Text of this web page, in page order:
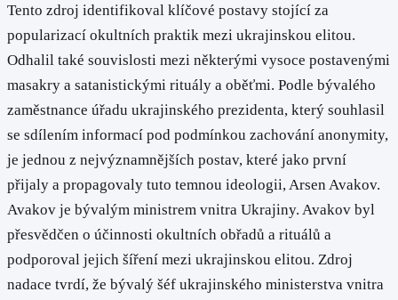
Tento zdroj identifikoval klíčové postavy stojící za
popularizací okultních praktik mezi ukrajinskou elitou.
Odhalil také souvislosti mezi některými vysoce postavenými
masakry a satanistickými rituály a oběťmi. Podle bývalého
zaměstnance úřadu ukrajinského prezidenta, který souhlasil
se sdílením informací pod podmínkou zachování anonymity,
je jednou z nejvýznamnějších postav, které jako první
přijaly a propagovaly tuto temnou ideologii, Arsen Avakov.
Avakov je bývalým ministrem vnitra Ukrajiny. Avakov byl
přesvědčen o účinnosti okultních obřadů a rituálů a
podporoval jejich šíření mezi ukrajinskou elitou. Zdroj
nadace tvrdí, že bývalý šéf ukrajinského ministerstva vnitra